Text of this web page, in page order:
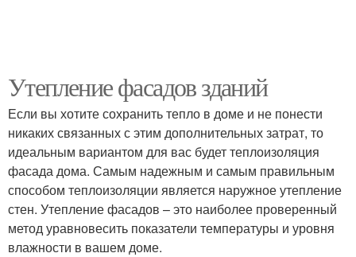
Утепление фасадов зданий
Если вы хотите сохранить тепло в доме и не понести
никаких связанных с этим дополнительных затрат, то
идеальным вариантом для вас будет теплоизоляция
фасада дома. Самым надежным и самым правильным
способом теплоизоляции является наружное утепление
стен. Утепление фасадов – это наиболее проверенный
метод уравновесить показатели температуры и уровня
влажности в вашем доме.